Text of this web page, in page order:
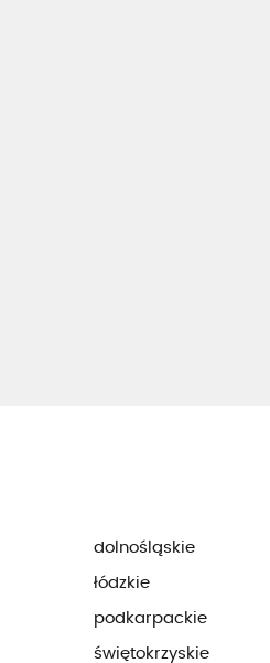
dolnośląskie
łódzkie
podkarpackie
świętokrzyskie